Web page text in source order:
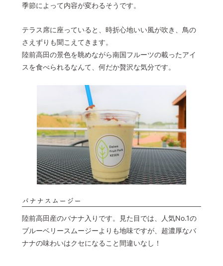
季節によって内容が変わるそうです。
テラス席に座っていると、時折心地いい風が吹き、鳥の
さえずりも聞こえてきます。
陸前高田の景色を眺めながら南国フルーツの載ったアイ
スを食べられるなんて、何だか贅沢な気分です。
バナナスムージー
陸前高田産のバナナ入りです。見た目では、人気No.1の
ブルーベリースムージーよりも地味ですが、超濃厚なバ
ナナの味わいはクセになること間違いなし！